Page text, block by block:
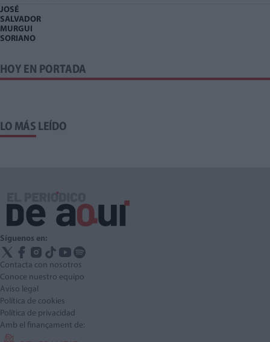
JOSÉ
SALVADOR
MURGUI
SORIANO
HOY EN PORTADA
LO MÁS LEÍDO
Síguenos en:
Contacta con nosotros
Conoce nuestro equipo
Aviso legal
Política de cookies
Política de privacidad
Amb el finançament de: